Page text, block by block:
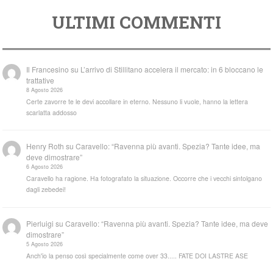
ULTIMI COMMENTI
Il Francesino su L’arrivo di Stillitano accelera il mercato: in 6 bloccano le
trattative
8 Agosto 2026
Certe zavorre te le devi accollare in eterno. Nessuno li vuole, hanno la lettera
scarlatta addosso
Henry Roth suCaravello: “Ravenna più avanti. Spezia? Tante idee, ma
deve dimostrare”
6 Agosto 2026
Caravello ha ragione. Ha fotografato la situazione. Occorre che i vecchi sintolgano
dagli zebedei!
Pierluigi suCaravello: “Ravenna più avanti. Spezia? Tante idee, ma deve
dimostrare”
5 Agosto 2026
Anch'io la penso così specialmente come over 33..... FATE DOI LASTRE ASE